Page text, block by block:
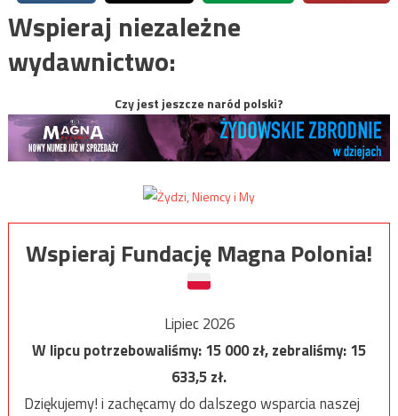
Wspieraj niezależne
wydawnictwo:
Czy jest jeszcze naród polski?
Wspieraj Fundację Magna Polonia!
Lipiec 2026
W lipcu potrzebowaliśmy:15 000zł, zebraliśmy:15
633,5zł.
Dziękujemy! i zachęcamy do dalszego wsparcia naszej